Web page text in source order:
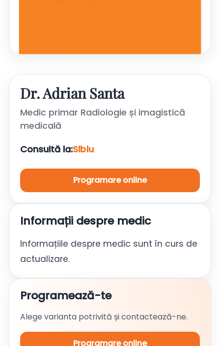
Dr. Adrian Santa
Medic primar Radiologie și imagistică
medicală
Consultă la:Sibiu
Programare online
Informații despre medic
Informațiile despre medic sunt în curs de
actualizare.
Programează-te
Alege varianta potrivită și contactează-ne.
Programare online